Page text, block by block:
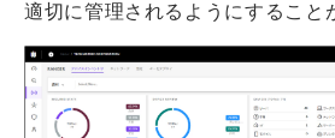
適切に管理されるようにすること